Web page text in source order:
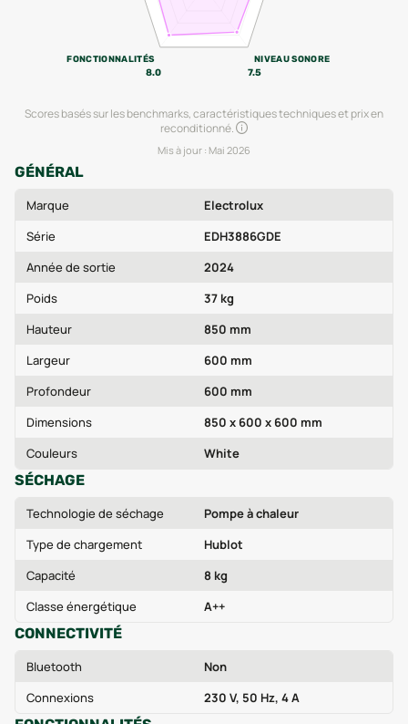
NIVEAU SONORE
7.5
FONCTIONNALITÉS
8.0
Scores basés sur les benchmarks, caractéristiques techniques et prix en
reconditionné.
Mis à jour : Mai 2026
GÉNÉRAL
Marque
Electrolux
Série
EDH3886GDE
Année de sortie
2024
Poids
37 kg
Hauteur
850 mm
Largeur
600 mm
Profondeur
600 mm
Dimensions
850 x 600 x 600 mm
Couleurs
White
SÉCHAGE
Technologie de séchage
Pompe à chaleur
Type de chargement
Hublot
Capacité
8 kg
Classe énergétique
A++
CONNECTIVITÉ
Bluetooth
Non
Connexions
230 V, 50 Hz, 4 A